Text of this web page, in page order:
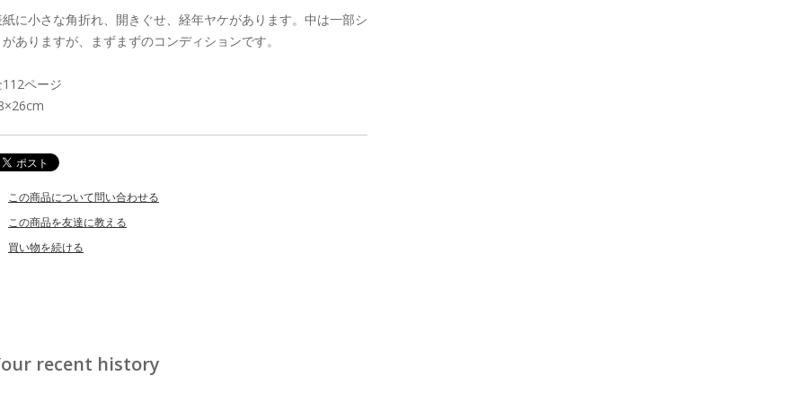
に小さな角折れ、開きぐせ、経年ヤケがあります。中は一部シ
ありますが、まずまずのコンディションです。
ページ
この商品について問い合わせる
この商品を友達に教える
買い物を続ける
recent history